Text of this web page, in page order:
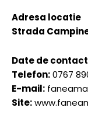
Adresa locatie
Strada
Date de contact
Telefon:0767
E-mail:
Site: